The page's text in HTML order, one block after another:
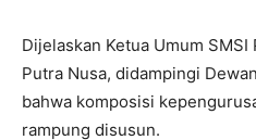
Dijelaskan Ketua Umum
Putra Nusa, didampingi
bahwa komposisi
rampung disusun.